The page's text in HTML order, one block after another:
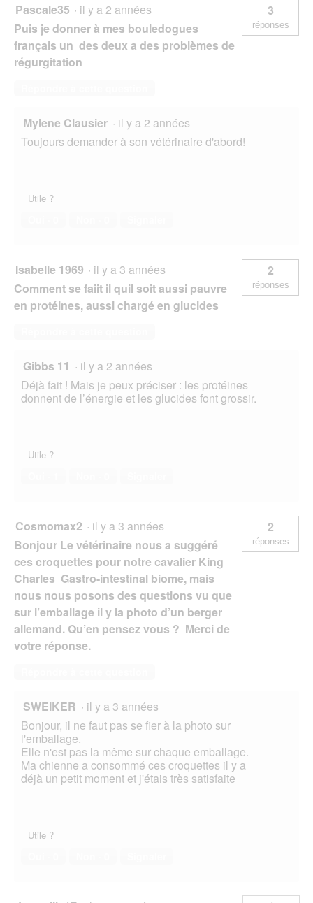
Pascale35 · il y a 2 années
Puis je donner à mes bouledogues
français un des deux a des problèmes de
régurgitation
3
réponses
Mylene Clausier · il y a 2 années
Toujours demander à son vétérinaire d'abord!
Utile ?
Isabelle 1969 · il y a 3 années
Comment se faiit il quil soit aussi pauvre
en protéines, aussi chargé en glucides
2
réponses
Gibbs 11 · il y a 2 années
Déjà fait ! Mais je peux préciser : les protéines
donnent de l’énergie et les glucides font grossir.
Utile ?
Cosmomax2 · il y a 3 années
Bonjour Le vétérinaire nous a suggéré
ces croquettes pour notre cavalier King
Charles Gastro-intestinal biome, mais
nous nous posons des questions vu que
sur l’emballage il y la photo d’un berger
allemand. Qu’en pensez vous ? Merci de
votre réponse.
2
réponses
SWEIKER · il y a 3 années
Bonjour, il ne faut pas se fier à la photo sur
l'emballage.
Elle n'est pas la même sur chaque emballage.
Ma chienne a consommé ces croquettes il y a
déjà un petit moment et j'étais très satisfaite
Utile ?